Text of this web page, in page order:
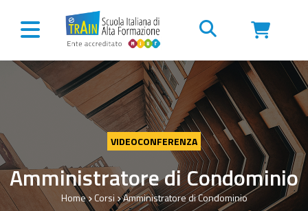
Vai al contenuto
VIDEOCONFERENZA
Amministratore di Condominio
Home Corsi Amministratore di Condominio